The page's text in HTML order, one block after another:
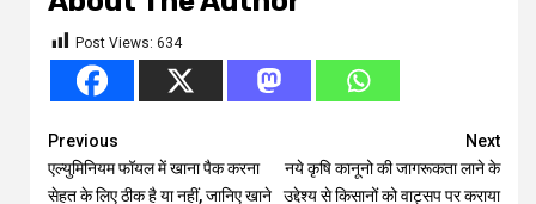
Post Views: 634
Continue
Reading
Previous
एल्युमिनियम फॉयल में खाना पैक करना
सेहत के लिए ठीक है या नहीं, जानिए खाने
Next
नये कृषि कानूनो की जागरूकता लाने के
उद्देश्य से किसानों को वाट्सप पर कराया